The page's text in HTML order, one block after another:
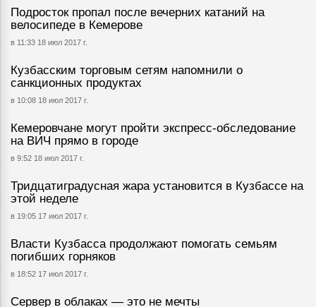
Подросток пропал после вечерних катаний на
велосипеде в Кемерове
в 11:33 18 июл 2017 г.
Кузбасским торговым сетям напомнили о
санкционных продуктах
в 10:08 18 июл 2017 г.
Кемеровчане могут пройти экспресс-обследование
на ВИЧ прямо в городе
в 9:52 18 июл 2017 г.
Тридцатиградусная жара установится в Кузбассе на
этой неделе
в 19:05 17 июл 2017 г.
Власти Кузбасса продолжают помогать семьям
погибших горняков
в 18:52 17 июл 2017 г.
Сервер в облаках — это не мечты